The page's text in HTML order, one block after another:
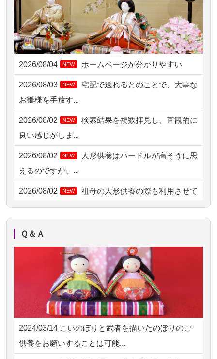
2026/08/04 17:34 西亀有の方からお申込み
2026/08/04 15:40 千葉県の方からお申込み
2026/08/04 14:04 東京都の方からお申込み
2026/08/04 00:38 中野区の方からお申込み
2026/08/03 21:17 愛知県の方からお申込み
2026/08/02 10:39 神奈川の方からお申込み
2026/08/02 09:15
2026/08/02 06:46 相模原の方からお申込み
2026/08/01 19:28 東京都の方からお申込み
2026/08/01 17:10
2026/08/01 11:07 さいたの方からお申込み
2026/07/31 17:28 栃木県の方からお申込み
2026/07/31 12:32 東京都の方からお申込み
2026/07/31 10:29 京都市の方からお申込み
2026/07/31 08:41 埼玉県の方からお申込み
2026/07/30 22:27 墨田区の方からお申込み
2026/08/04 NEW ホームページが分かりやすい
2026/08/03 NEW
宅配で送れるとのことで、大事な
お雛様を手放す...
2026/08/02 NEW
検索結果を複数拝見し、直観的に
良い感じがしま...
2026/08/02 NEW
人形供養はハードルが高そうに思
えるのですが、...
2026/08/02 NEW
祖母の人形供養の際も利用させて
いただき安心感がある
供養の内容（料金や送り方等）がとて
も丁寧に説...
2026/07/18つい先日も利用させていただきまし
た。 手続...
2026/07/18 大切にしていたお人形をきちんと供養
してくださ...
Ｑ＆Ａ
2024/03/14 こいのぼりと武者を描いたのぼりのご
供養をお願いすることは可能...